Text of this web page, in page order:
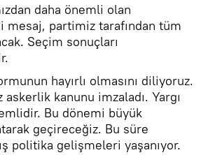
daha önemli olan
partimiz tarafından tüm
Seçim sonuçları
hayırlı olmasını diliyoruz.
askerlik kanunu imzaladı. Yargı
Bu dönemi büyük
geçireceğiz. Bu süre
politika gelişmeleri yaşanıyor.